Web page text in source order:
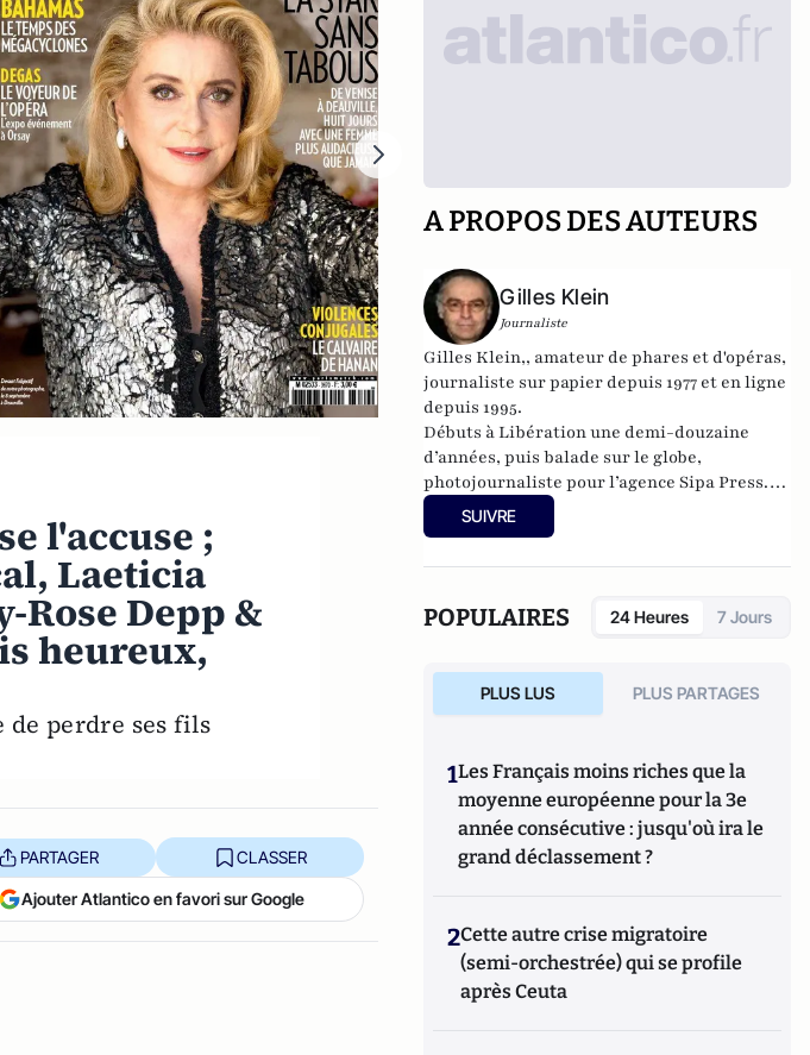
l'accuse ;
Laeticia
Rose Depp &
heureux,
perdre ses fils
PARTAGER CLASSER
Ajouter Atlantico en favori sur Google
A PROPOS DES AUTEURS
Gilles Klein
Journaliste
Gilles Klein,, amateur de phares et d'opéras,
journaliste sur papier depuis 1977 et en ligne
depuis 1995.
Débuts à Libération une demi-douzaine
d’années, puis balade sur le globe,
photojournaliste pour l’agence Sipa Press.
Ensuite, responsable de la rubrique
Multimedia de ELLE, avant d’écrire sur les
avec Le Phare à partir de 2005 sur le site du
Monde qui a fermé sa plateforme de blogs.
depuis 2007.
SUIVRE
POPULAIRES 24 Heures 7 Jours
PLUS LUS PLUS PARTAGES
1Les Français moins riches que la
moyenne européenne pour la 3e
année consécutive : jusqu'où ira le
grand déclassement ?
2Cette autre crise migratoire
(semi-orchestrée) qui se profile
après Ceuta